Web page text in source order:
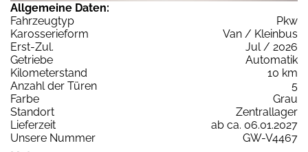
Allgemeine Daten:
Fahrzeugtyp
Pkw
Karosserieform
Van / Kleinbus
Erst-Zul.
Jul / 2026
Getriebe
Automatik
Kilometerstand
10 km
Anzahl der Türen
5
Farbe
Grau
Standort
Zentrallager
Lieferzeit
ab ca. 06.01.2027
Unsere Nummer
GW-V4467